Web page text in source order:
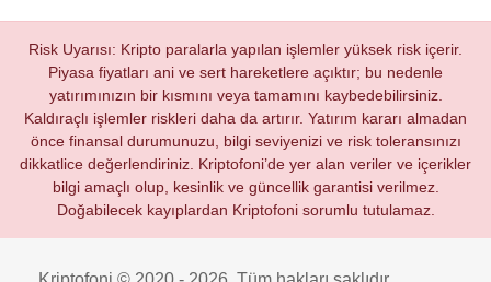
Risk Uyarısı: Kripto paralarla yapılan işlemler yüksek risk içerir.
Piyasa fiyatları ani ve sert hareketlere açıktır; bu nedenle
yatırımınızın bir kısmını veya tamamını kaybedebilirsiniz.
Kaldıraçlı işlemler riskleri daha da artırır. Yatırım kararı almadan
önce finansal durumunuzu, bilgi seviyenizi ve risk toleransınızı
dikkatlice değerlendiriniz. Kriptofoni’de yer alan veriler ve içerikler
bilgi amaçlı olup, kesinlik ve güncellik garantisi verilmez.
Doğabilecek kayıplardan Kriptofoni sorumlu tutulamaz.